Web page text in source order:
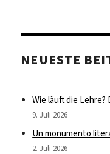
NEUESTE
Wie läuft die
9. Juli 2026
Un monumento
2. Juli 2026